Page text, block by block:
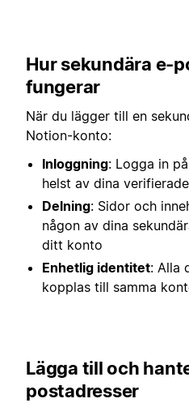
Hur sekundära e-
fungerar
När du lägger till en
Notion-konto:
Inloggning: Logga in
helst av dina
Delning: Sidor och
någon av dina
ditt konto
Enhetlig identitet: Alla
kopplas till samma
Lägga till och
postadresser